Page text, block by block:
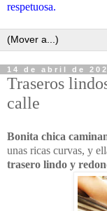
respetuosa.
14 de abril de
Traseros
calle
Bonita chica
unas ricas curvas, y
trasero lindo y